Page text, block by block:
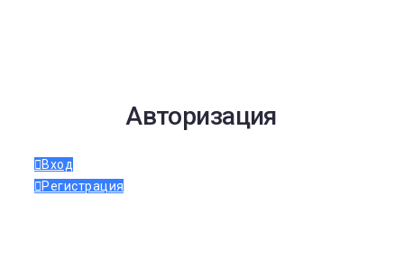
Авторизация
Вход
Регистрация